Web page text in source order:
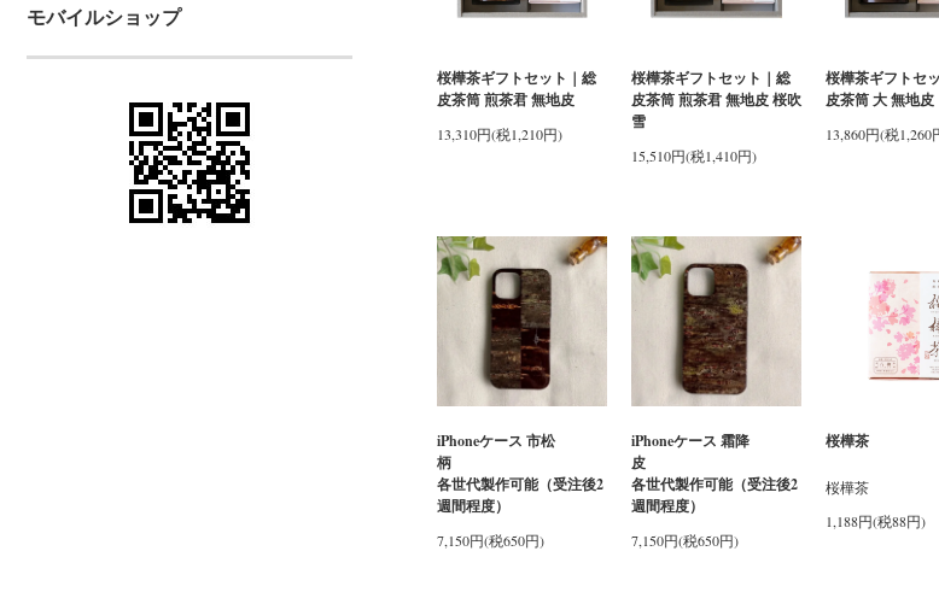
モバイルショップ
桜樺茶ギフトセット｜総
皮茶筒 煎茶君 無地皮
13,310円(税1,210円)
桜樺茶ギフトセット｜総
皮茶筒 煎茶君 無地皮 桜吹
雪
15,510円(税1,410円)
桜樺茶ギフトセ
皮茶筒 大 無地皮
13,860円(税1,260
iPhoneケース 市松
柄
各世代製作可能（受注後2
週間程度）
7,150円(税650円)
iPhoneケース 霜降
皮
各世代製作可能（受注後2
週間程度）
7,150円(税650円)
桜樺茶
桜樺茶
1,188円(税88円)